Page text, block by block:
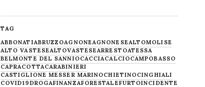
TAG
ABBONATIABRUZZOAGNONEAGNONESEALTOMOLISE
ALTO VASTESEALTOVASTESEARRESTOATESSA
BELMONTE DEL SANNIOCACCIACALCIOCAMPOBASSO
CAPRACOTTACARABINIERI
CASTIGLIONE MESSER MARINOCHIETINOCINGHIALI
COVID19DROGAFINANZAFORESTALEFURTOINCIDENTE